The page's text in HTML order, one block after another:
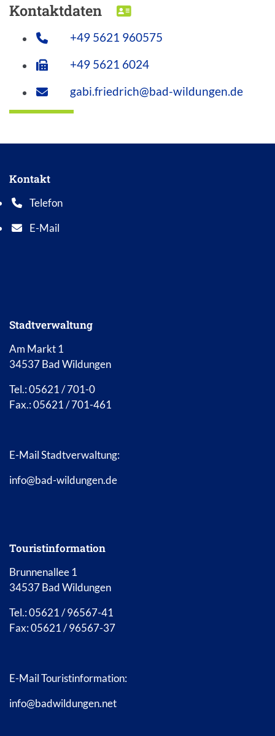
Kontaktdaten DOWNLOAD VCARD
+49 5621 960575
+49 5621 6024
gabi.friedrich@bad-wildungen.de
Kontakt
Telefon
Telefonnummer: 0 5 6 2 1 7 0 1 0
E-Mail
E-Mail Adresse: info@bad-wildungen.de
Stadtverwaltung
Am Markt 1
34537 Bad Wildungen
Tel.: 05621 / 701-0
Fax.: 05621 / 701-461
E-Mail Stadtverwaltung:
info@bad-wildungen.de
Touristinformation
Brunnenallee 1
34537 Bad Wildungen
Tel.: 05621 / 96567-41
Fax: 05621 / 96567-37
E-Mail Touristinformation:
info@badwildungen.net